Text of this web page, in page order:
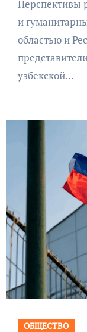
Перспективы развития торгово-экономических
и
областью и
узбекской…
ОБЩЕСТВО